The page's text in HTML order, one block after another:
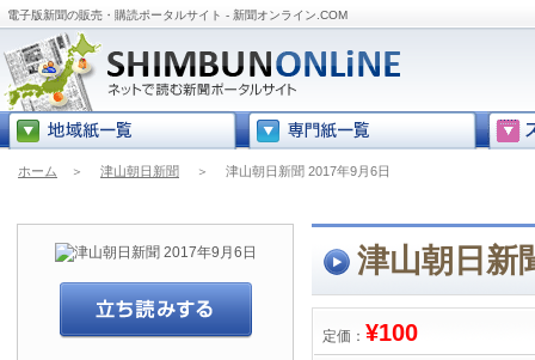
電子版新聞の販売・購読ポータルサイト - 新聞オンライン.COM
ホーム ＞ 津山朝日新聞 ＞ 津山朝日新聞 2017年9月6日
津山朝日新
定価： ¥100